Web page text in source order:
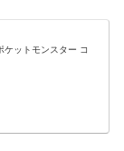
ケットモンスター コ